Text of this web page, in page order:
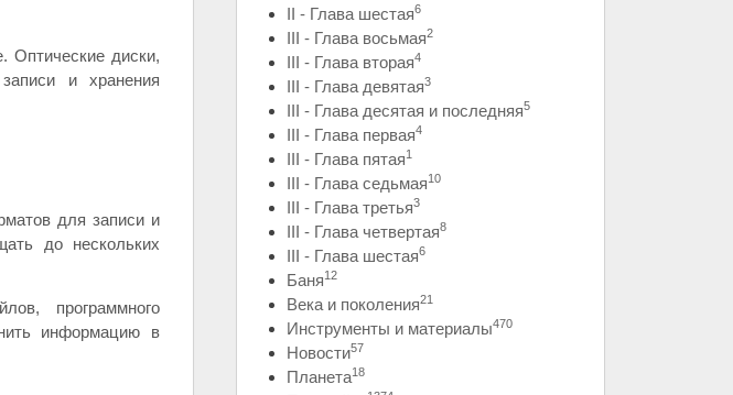
Оптические диски,
и хранения
для записи и
до нескольких
программного
информацию в
II - Глава шестая6
III - Глава восьмая2
III - Глава вторая4
III - Глава девятая3
III - Глава десятая и последняя5
III - Глава первая4
III - Глава пятая1
III - Глава седьмая10
III - Глава третья3
III - Глава четвертая8
III - Глава шестая6
Баня12
Века и поколения21
Инструменты и материалы470
Новости57
Планета18